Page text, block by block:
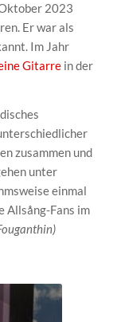
2023
Er war als
Im Jahr
Gitarrein der
zusammen und
unter
einmal
Allsång-Fans im